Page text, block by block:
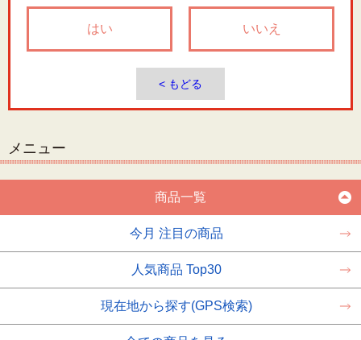
はい いいえ
< もどる
メニュー
商品一覧
今月 注目の商品
人気商品 Top30
現在地から探す(GPS検索)